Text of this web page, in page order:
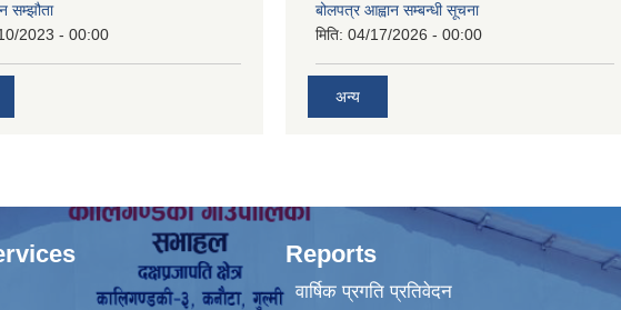
सम्झौता
2023 - 00:00
बोलपत्र आह्वान सम्बन्धी सूचना
मिति: 04/17/2026 - 00:00
अन्य
Reports
वार्षिक प्रगति प्रतिवेदन